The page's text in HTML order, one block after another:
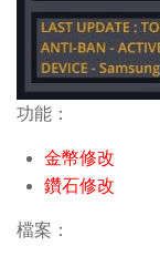
功能：
金幣修改
鑽石修改
檔案：